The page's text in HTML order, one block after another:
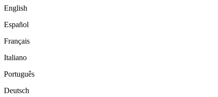
English
Español
Français
Italiano
Português
Deutsch